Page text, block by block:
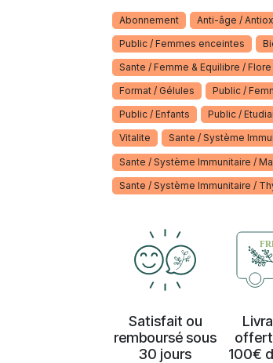
Abonnement Anti-âge /
Public / Femmes enceintes
Sante / Femme & Equilibre /
Format / Gélules Public /
Public / Enfants Public /
Vitalite Sante / Système
Sante / Système Immunitaire /
Sante / Système Immunitaire /
Satisfait ou
remboursé sous
30 jours
100€